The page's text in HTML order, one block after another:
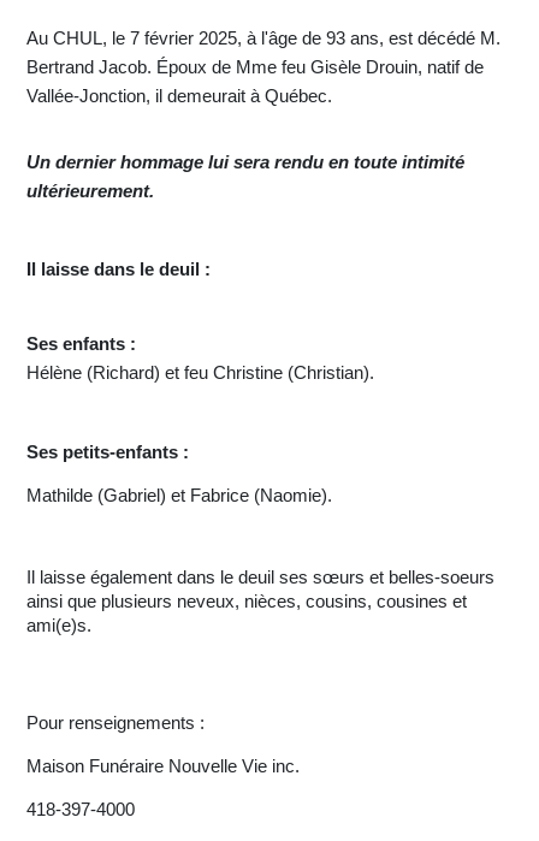
Au CHUL, le 7 février 2025, à l'âge de 93 ans, est décédé M.
Bertrand Jacob. Époux de Mme feu Gisèle Drouin, natif de
Vallée-Jonction, il demeurait à Québec.
Un dernier hommage lui sera rendu en toute intimité
ultérieurement.
Il laisse dans le deuil :
Ses enfants :
Hélène (Richard) et feu Christine (Christian).
Ses petits-enfants :
Mathilde (Gabriel) et Fabrice (Naomie).
Il laisse également dans le deuil ses sœurs et belles-soeurs
ainsi que plusieurs neveux, nièces, cousins, cousines et
ami(e)s.
Pour renseignements :
Maison Funéraire Nouvelle Vie inc.
418-397-4000